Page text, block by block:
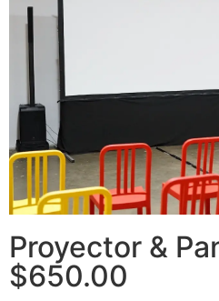
Proyector &
$650.00